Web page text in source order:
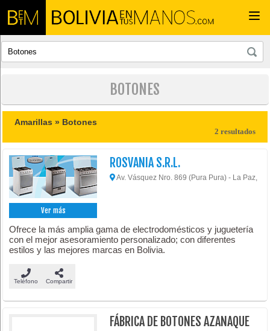
BOTONES
Amarillas » Botones
2 resultados
Ver más
ROSVANIA S.R.L.
Av. Vásquez Nro. 869 (Pura Pura) - La Paz,
Ofrece la más amplia gama de electrodomésticos y juguetería
con el mejor asesoramiento personalizado; con diferentes
estilos y las mejores marcas en Bolivia.
Teléfono Compartir
FÁBRICA DE BOTONES AZANAQUE